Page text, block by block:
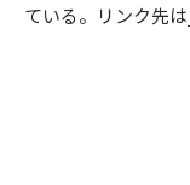
ている。リンク先は